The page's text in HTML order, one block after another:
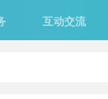
互动交流